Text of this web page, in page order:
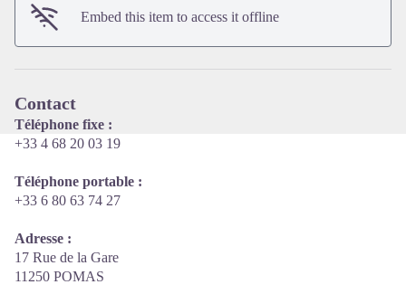
Embed this item to access it offline
Contact
Téléphone fixe :
+33 4 68 20 03 19
Téléphone portable :
+33 6 80 63 74 27
Adresse :
17 Rue de la Gare
11250 POMAS